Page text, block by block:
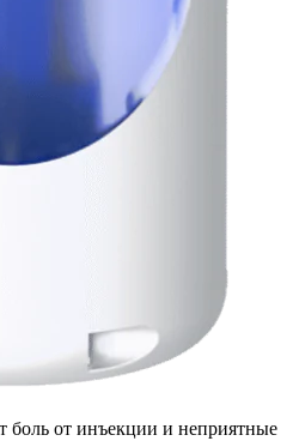
боль от инъекции и неприятные